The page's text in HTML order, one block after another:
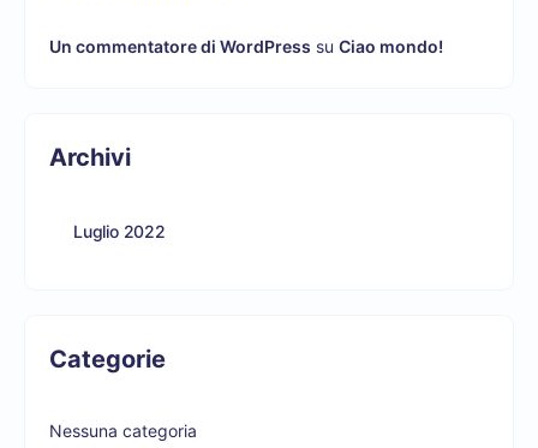
Un commentatore di WordPress su Ciao mondo!
Archivi
Luglio 2022
Categorie
Nessuna categoria